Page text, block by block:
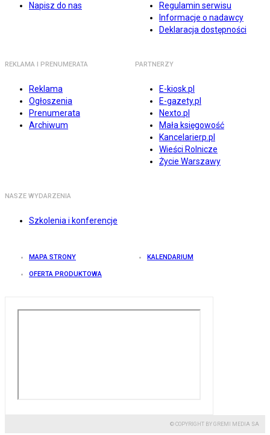
Napisz do nas
Regulamin serwisu
Informacje o nadawcy
Deklaracja dostępności
REKLAMA I PRENUMERATA
Reklama
Ogłoszenia
Prenumerata
Archiwum
PARTNERZY
E-kiosk.pl
E-gazety.pl
Nexto.pl
Mała księgowość
Kancelarierp.pl
Wieści Rolnicze
Życie Warszawy
NASZE WYDARZENIA
Szkolenia i konferencje
MAPA STRONY KALENDARIUM
OFERTA PRODUKTOWA
© COPYRIGHT BY GREMI MEDIA SA